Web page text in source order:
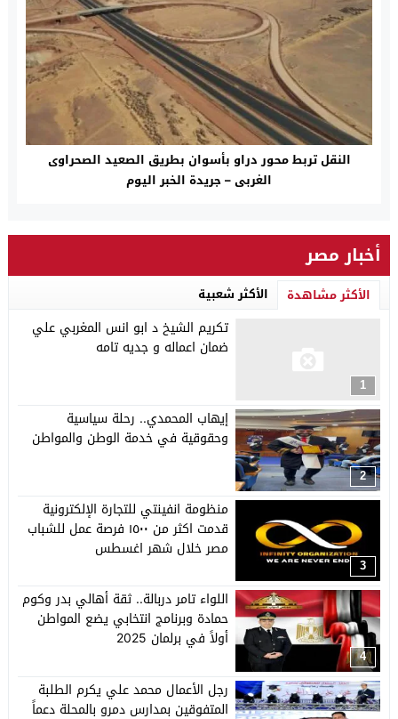
النقل تربط محور دراو بأسوان بطريق الصعيد الصحراوى
الغربى – جريدة الخبر اليوم
أخبار مصر
الأكثر مشاهدة الأكثر شعبية
1
تكريم الشيخ د ابو انس المغربي علي
ضمان اعماله و جديه تامه
2
إيهاب المحمدي.. رحلة سياسية
وحقوقية في خدمة الوطن والمواطن
3
منظومة انفينتي للتجارة الإلكترونية
قدمت اكثر من ١٥٠٠ فرصة عمل للشباب
مصر خلال شهر اغسطس
4
اللواء تامر دربالة.. ثقة أهالي بدر وكوم
حمادة وبرنامج انتخابي يضع المواطن
أولاً في برلمان 2025
رجل الأعمال محمد علي يكرم الطلبة
المتفوقين بمدارس دمرو بالمحلة دعماً